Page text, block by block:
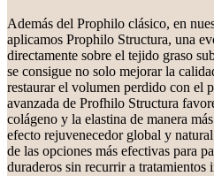
Además del Prophilo clásico, en
aplicamos Prophilo Structura, una
directamente sobre el tejido graso
se consigue no solo mejorar la
restaurar el volumen perdido con el
avanzada de Profhilo Structura
colágeno y la elastina de manera
efecto rejuvenecedor global y
de las opciones más efectivas para
duraderos sin recurrir a tratamientos